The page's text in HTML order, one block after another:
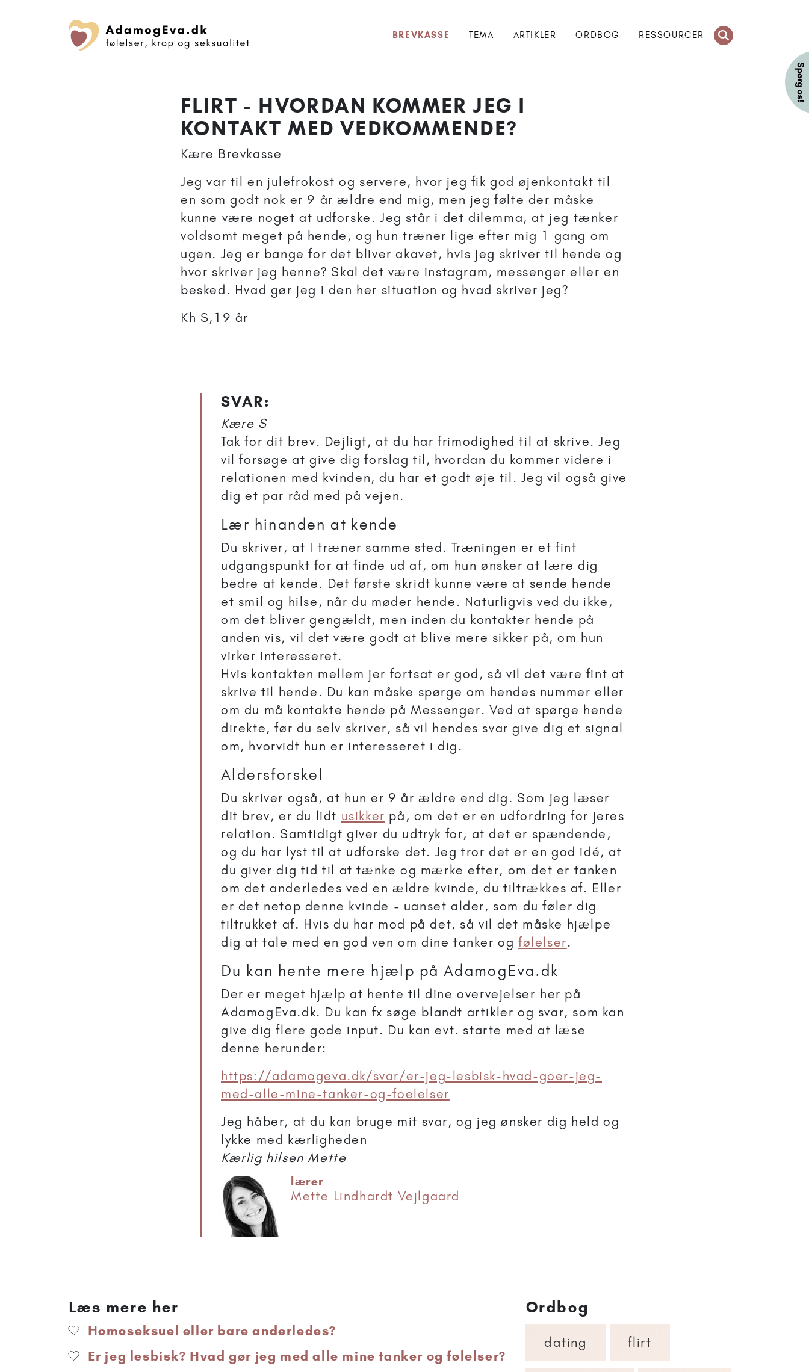
BREVKASSE TEMA ARTIKLER ORDBOG RESSOURCER
FLIRT - HVORDAN KOMMER JEG I
KONTAKT MED VEDKOMMENDE?
Kære Brevkasse
Jeg var til en julefrokost og servere, hvor jeg fik god øjenkontakt til
en som godt nok er 9 år ældre end mig, men jeg følte der måske
kunne være noget at udforske. Jeg står i det dilemma, at jeg tænker
voldsomt meget på hende, og hun træner lige efter mig 1 gang om
ugen. Jeg er bange for det bliver akavet, hvis jeg skriver til hende og
hvor skriver jeg henne? Skal det være instagram, messenger eller en
besked. Hvad gør jeg i den her situation og hvad skriver jeg?
Kh S,19 år
SVAR:
Kære S
Tak for dit brev. Dejligt, at du har frimodighed til at skrive. Jeg
vil forsøge at give dig forslag til, hvordan du kommer videre i
relationen med kvinden, du har et godt øje til. Jeg vil også give
dig et par råd med på vejen.
Lær hinanden at kende
Du skriver, at I træner samme sted. Træningen er et fint
udgangspunkt for at finde ud af, om hun ønsker at lære dig
bedre at kende. Det første skridt kunne være at sende hende
et smil og hilse, når du møder hende. Naturligvis ved du ikke,
om det bliver gengældt, men inden du kontakter hende på
anden vis, vil det være godt at blive mere sikker på, om hun
virker interesseret.
Hvis kontakten mellem jer fortsat er god, så vil det være fint at
skrive til hende. Du kan måske spørge om hendes nummer eller
om du må kontakte hende på Messenger. Ved at spørge hende
direkte, før du selv skriver, så vil hendes svar give dig et signal
om, hvorvidt hun er interesseret i dig.
Aldersforskel
Du skriver også, at hun er 9 år ældre end dig. Som jeg læser
dit brev, er du lidt usikker på, om det er en udfordring for jeres
relation. Samtidigt giver du udtryk for, at det er spændende,
og du har lyst til at udforske det. Jeg tror det er en god idé, at
du giver dig tid til at tænke og mærke efter, om det er tanken
om det anderledes ved en ældre kvinde, du tiltrækkes af. Eller
er det netop denne kvinde - uanset alder, som du føler dig
tiltrukket af. Hvis du har mod på det, så vil det måske hjælpe
dig at tale med en god ven om dine tanker ogfølelser.
Du kan hente mere hjælp på AdamogEva.dk
Der er meget hjælp at hente til dine overvejelser her på
AdamogEva.dk. Du kan fx søge blandt artikler og svar, som kan
give dig flere gode input. Du kan evt. starte med at læse
denne herunder:
https://adamogeva.dk/svar/er-jeg-lesbisk-hvad-goer-jeg-
med-alle-mine-tanker-og-foelelser
Jeg håber, at du kan bruge mit svar, og jeg ønsker dig held og
lykke med kærligheden
Kærlig hilsen Mette
lærer
Mette Lindhardt Vejlgaard
Læs mere her
Homoseksuel eller bare anderledes?
Er jeg lesbisk? Hvad gør jeg med alle mine tanker og følelser?
Ordbog
dating flirt